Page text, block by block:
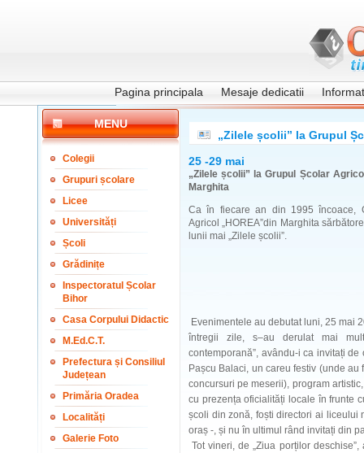
Pagina principala Mesaje dedicatii
MENU
Colegii
Grupuri școlare
Licee
Universități
Școli
Grădinițe
Inspectoratul Școlar
Bihor
Casa Corpului Didactic
M.Ed.C.T.
Prefectura și Consiliul
Județean
Primăria Oradea
Localități
Galerie Foto
„Zilele școlii” la Grupul
25 -29 mai
„Zilele școlii” la Grupul Școlar
Marghita
Ca în fiecare an din 1995 încoace,
Agricol „HOREA”din Marghita
lunii mai „Zilele școlii”.
Evenimentele au debutat luni, 25 mai
întregii zile, s–au derulat mai
contemporană”, avându-i ca invitați
Pașcu Balaci, un careu festiv (unde
concursuri pe meserii), program
cu prezența oficialități locale în frunte
școli din zonă, foști directori ai liceului
oraș -, și nu în ultimul rând invitați din
Tot vineri, de „Ziua porților